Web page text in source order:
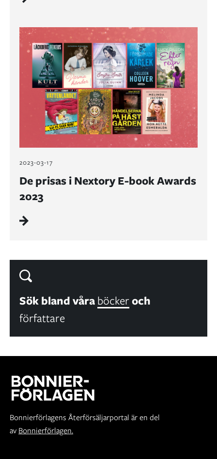
2023-03-17
De prisas i Nextory E-book Awards
2023
Sök bland våraböckeroch
författare
Bonnierförlagens Återförsäljarportal är en del
av Bonnierförlagen.